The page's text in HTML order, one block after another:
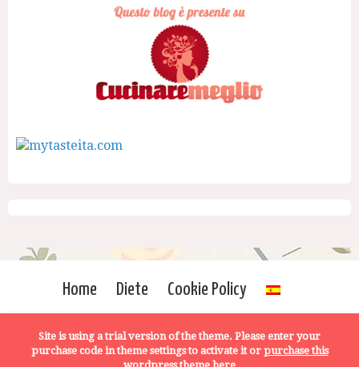
Home Diete Cookie Policy
Site is using a trial version of the theme. Please enter your
purchase code in theme settings to activate it or purchase this